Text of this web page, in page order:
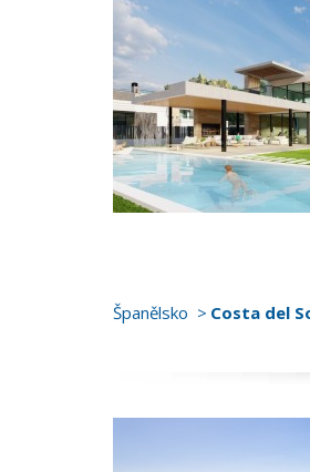
Španělsko Costa del